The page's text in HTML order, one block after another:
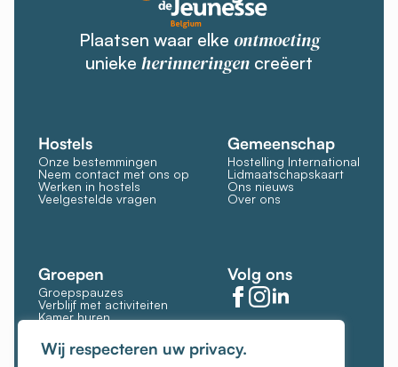
Plaatsen waar elke ontmoeting
unieke herinneringen creëert
Hostels
Onze bestemmingen
Neem contact met ons op
Werken in hostels
Veelgestelde vragen
Gemeenschap
Hostelling International
Lidmaatschapskaart
Ons nieuws
Over ons
Groepen
Groepspauzes
Verblijf met activiteiten
Kamer huren
Volg ons
Cookies beheren
Wij respecteren uw privacy.